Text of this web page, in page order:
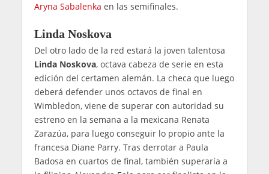
Aryna Sabalenka en las semifinales.
Linda Noskova
Del otro lado de la red estará la joven talentosa
Linda Noskova, octava cabeza de serie en esta
edición del certamen alemán. La checa que luego
deberá defender unos octavos de final en
Wimbledon, viene de superar con autoridad su
estreno en la semana a la mexicana Renata
Zarazúa, para luego conseguir lo propio ante la
francesa Diane Parry. Tras derrotar a Paula
Badosa en cuartos de final, también superaría a